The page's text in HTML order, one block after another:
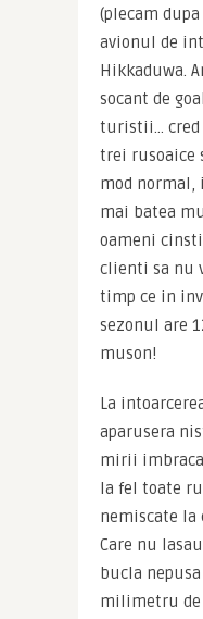
(plecam
avionul de
Hikkaduwa.
socant de
turistii… cred
trei rusoaice
mod normal,
mai batea
oameni
clienti sa nu
timp ce in
sezonul are
muson!
La
aparusera
mirii
la fel toate
nemiscate
Care nu
bucla
milimetru de